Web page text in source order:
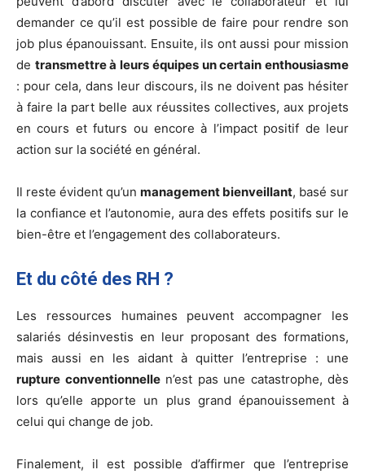
demander ce qu’il est possible de faire pour rendre son
job plus épanouissant. Ensuite, ils ont aussi pour mission
de transmettre à leurs équipes un certain enthousiasme
: pour cela, dans leur discours, ils ne doivent pas hésiter
à faire la part belle aux réussites collectives, aux projets
en cours et futurs ou encore à l’impact positif de leur
action sur la société en général.
Il reste évident qu’un management bienveillant, basé sur
la confiance et l’autonomie, aura des effets positifs sur le
bien-être et l’engagement des collaborateurs.
Et du côté des RH ?
Les ressources humaines peuvent accompagner les
salariés désinvestis en leur proposant des formations,
mais aussi en les aidant à quitter l’entreprise : une
rupture conventionnellen’est pas une catastrophe, dès
lors qu’elle apporte un plus grand épanouissement à
celui qui change de job.
Finalement, il est possible d’affirmer que l’entreprise